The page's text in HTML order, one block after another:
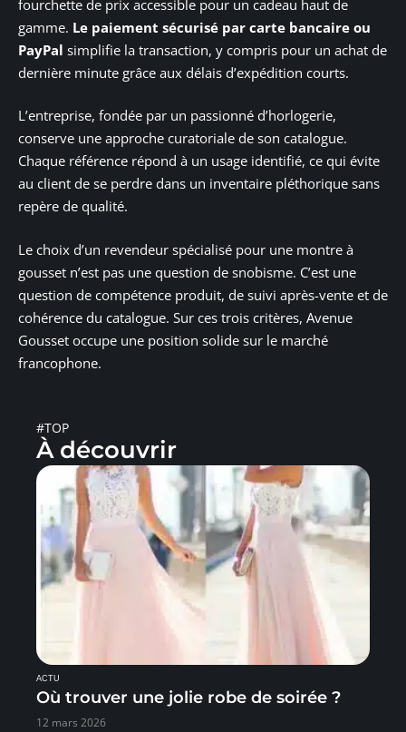
fourchette de prix accessible pour un cadeau haut de
gamme. Le paiement sécurisé par carte bancaire ou
PayPal simplifie la transaction, y compris pour un achat de
dernière minute grâce aux délais d’expédition courts.
L’entreprise, fondée par un passionné d’horlogerie,
conserve une approche curatoriale de son catalogue.
Chaque référence répond à un usage identifié, ce qui évite
au client de se perdre dans un inventaire pléthorique sans
repère de qualité.
Le choix d’un revendeur spécialisé pour une montre à
gousset n’est pas une question de snobisme. C’est une
question de compétence produit, de suivi après-vente et de
cohérence du catalogue. Sur ces trois critères, Avenue
Gousset occupe une position solide sur le marché
francophone.
#TOP
À découvrir
ACTU
Où trouver une jolie robe de soirée ?
12 mars 2026